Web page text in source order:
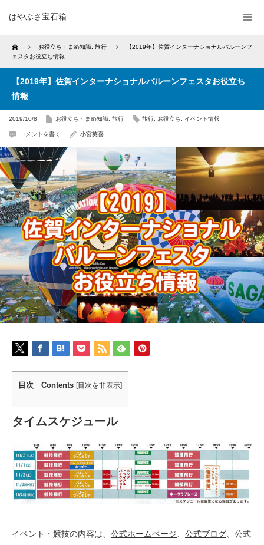
はやぶさ宝石箱
Home お役立ち・まめ知識 旅行
【2019年】佐賀インターナショナルバルーンフ
ェスタお役立ち情報
【2019年】佐賀インターナショナルバルーンフェスタお役立ち
情報
2019/10/8 お役立ち・まめ知識 旅行 旅行 お役立ち イベント情報
コメントを書く 小宮英喜
目次 Contents [目次を非表示]
タイムスケジュール
イベント・競技の内容は、 公式ホームページ 公式ブログ 、公式